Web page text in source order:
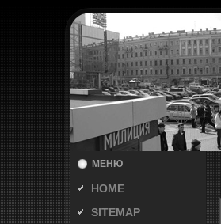
МЕНЮ
HOME
SITEMAP